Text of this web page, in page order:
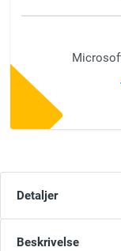
Detaljer
Beskrivelse